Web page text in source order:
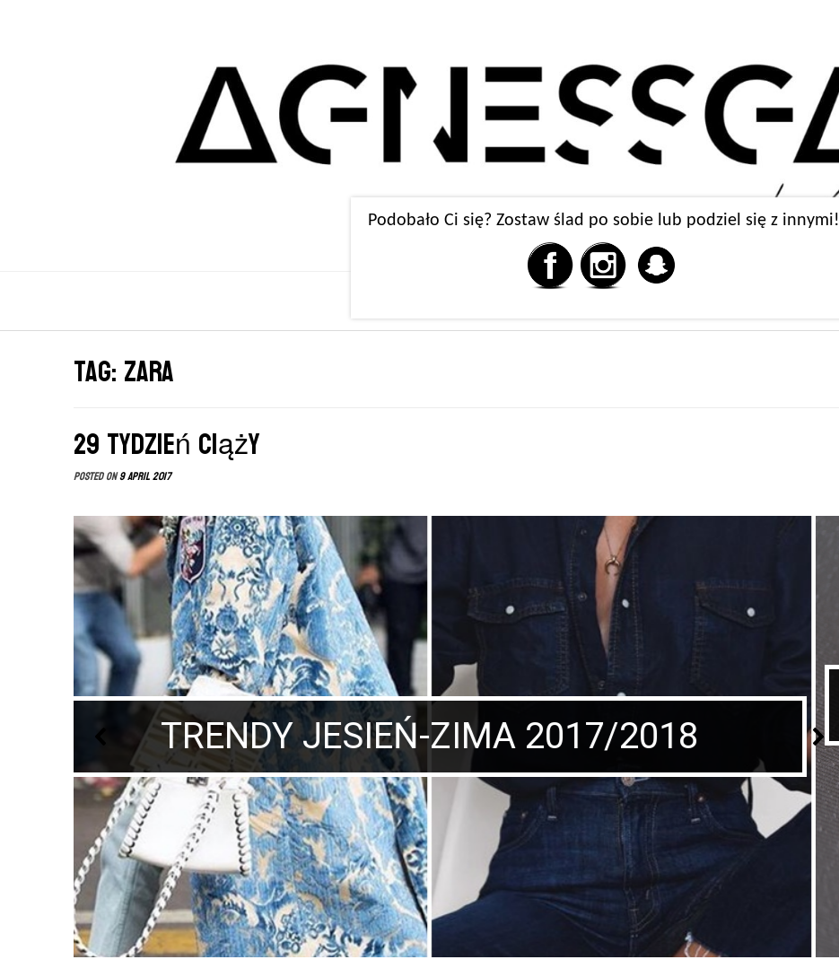
Tag: zara
29 tydzień ciąży
Posted on9 April 2017
Sesja Noworodkowa
Sprawdź czy warto!
Podobało Ci się? Zostaw ślad po sobie lub podziel się z innymi!